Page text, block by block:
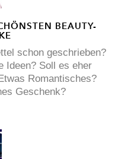
BEAUTY-
schon geschrieben?
Ideen? Soll es eher
Romantisches?
Geschenk?